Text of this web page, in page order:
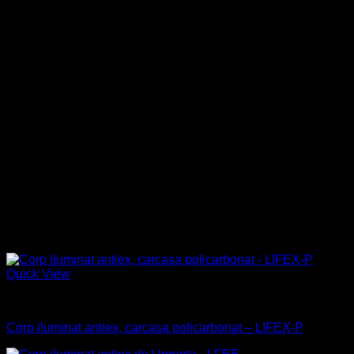
Quick View
Corp iluminat antiex, carcasa policarbonat – LIFEX-P